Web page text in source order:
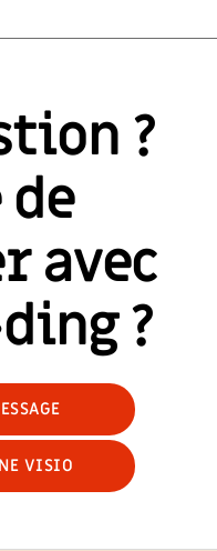
?
de
avec
?
VISIO